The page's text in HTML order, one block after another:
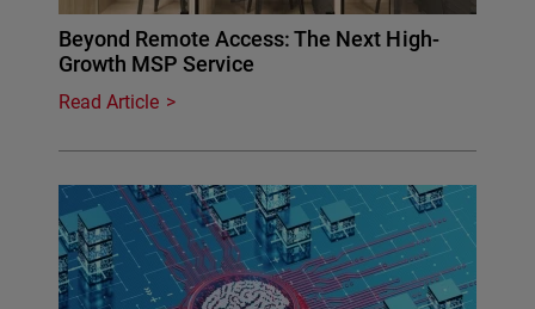
Beyond Remote Access: The Next High-
Growth MSP Service
Read Article